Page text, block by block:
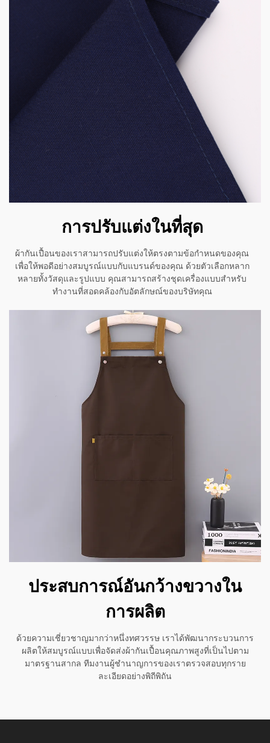
การปรับแต่งในที่สุด
ผ้ากันเปื้อนของเราสามารถปรับแต่งให้ตรงตามข้อกำหนดของคุณ
เพื่อให้พอดีอย่างสมบูรณ์แบบกับแบรนด์ของคุณ ด้วยตัวเลือกหลาก
หลายทั้งวัสดุและรูปแบบ คุณสามารถสร้างชุดเครื่องแบบสำหรับ
ทำงานที่สอดคล้องกับอัตลักษณ์ของบริษัทคุณ
ประสบการณ์อันกว้างขวางใน
การผลิต
ด้วยความเชี่ยวชาญมากว่าหนึ่งทศวรรษ เราได้พัฒนากระบวนการ
ผลิตให้สมบูรณ์แบบเพื่อจัดส่งผ้ากันเปื้อนคุณภาพสูงที่เป็นไปตาม
มาตรฐานสากล ทีมงานผู้ชำนาญการของเราตรวจสอบทุกราย
ละเอียดอย่างพิถีพิถัน